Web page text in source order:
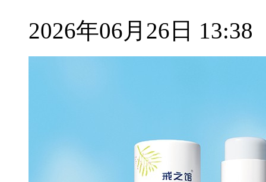
2026年06月26日 13:38